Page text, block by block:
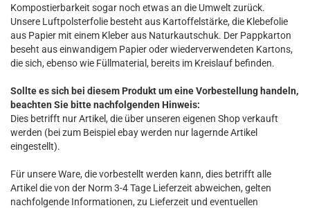
Kompostierbarkeit sogar noch etwas an die Umwelt zurück.
Unsere Luftpolsterfolie besteht aus Kartoffelstärke, die Klebefolie
aus Papier mit einem Kleber aus Naturkautschuk. Der Pappkarton
beseht aus einwandigem Papier oder wiederverwendeten Kartons,
die sich, ebenso wie Füllmaterial, bereits im Kreislauf befinden.
Sollte es sich bei diesem Produkt um eine Vorbestellung handeln,
beachten Sie bitte nachfolgenden Hinweis:
Dies betrifft nur Artikel, die über unseren eigenen Shop verkauft
werden (bei zum Beispiel ebay werden nur lagernde Artikel
eingestellt).
Für unsere Ware, die vorbestellt werden kann, dies betrifft alle
Artikel die von der Norm 3-4 Tage Lieferzeit abweichen, gelten
nachfolgende Informationen, zu Lieferzeit und eventuellen